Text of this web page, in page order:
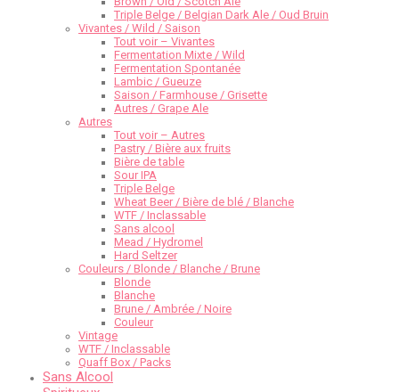
Triple Belge / Belgian Dark Ale / Oud Bruin
Vivantes / Wild / Saison
Tout voir – Vivantes
Fermentation Mixte / Wild
Fermentation Spontanée
Lambic / Gueuze
Saison / Farmhouse / Grisette
Autres / Grape Ale
Autres
Tout voir – Autres
Pastry / Bière aux fruits
Bière de table
Sour IPA
Triple Belge
Wheat Beer / Bière de blé / Blanche
WTF / Inclassable
Sans alcool
Mead / Hydromel
Hard Seltzer
Couleurs / Blonde / Blanche / Brune
Blonde
Blanche
Brune / Ambrée / Noire
Couleur
Vintage
WTF / Inclassable
Quaff Box / Packs
Sans Alcool